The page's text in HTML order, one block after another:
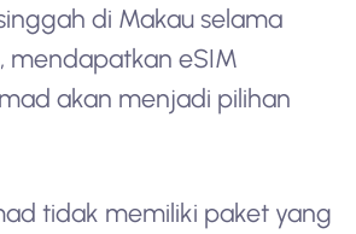
di Makau selama
mendapatkan eSIM
akan menjadi pilihan
tidak memiliki paket yang